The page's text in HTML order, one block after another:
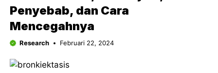
Penyebab, dan Cara
Mencegahnya
Research Februari 22, 2024